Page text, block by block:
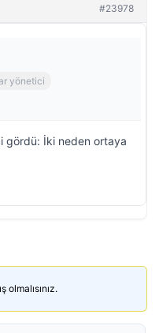
#23978
yönetici
gördü: İki neden ortaya
olmalısınız.